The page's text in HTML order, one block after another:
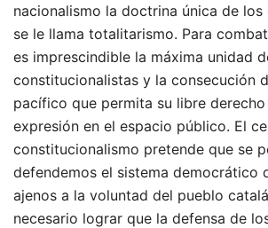
nacionalismo la doctrina única de los
se le llama totalitarismo. Para
es imprescindible la máxima unidad
constitucionalistas y la consecución
pacífico que permita su libre
expresión en el espacio público. El
constitucionalismo pretende que se
defendemos el sistema democrático
ajenos a la voluntad del pueblo
necesario lograr que la defensa de